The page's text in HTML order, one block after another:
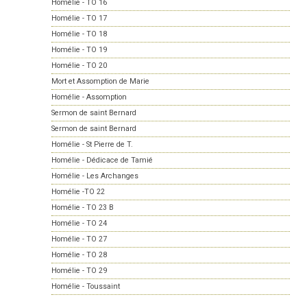
Homélie - TO 16
Homélie - TO 17
Homélie - TO 18
Homélie - TO 19
Homélie - TO 20
Mort et Assomption de Marie
Homélie - Assomption
Sermon de saint Bernard
Sermon de saint Bernard
Homélie - St Pierre de T.
Homélie - Dédicace de Tamié
Homélie - Les Archanges
Homélie -TO 22
Homélie - TO 23 B
Homélie - TO 24
Homélie - TO 27
Homélie - TO 28
Homélie - TO 29
Homélie - Toussaint